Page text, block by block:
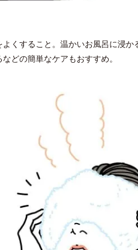
くすること。温かいお風呂に浸
どの簡単なケアもおすすめ。